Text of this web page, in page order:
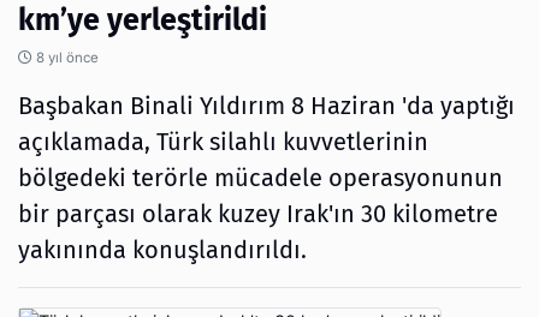
km’ye yerleştirildi
8 yıl önce
Başbakan Binali Yıldırım 8 Haziran 'da yaptığı
açıklamada, Türk silahlı kuvvetlerinin
bölgedeki terörle mücadele operasyonunun
bir parçası olarak kuzey Irak'ın 30 kilometre
yakınında konuşlandırıldı.